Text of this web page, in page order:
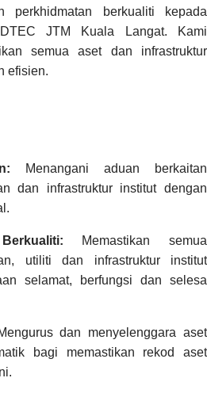
perkhidmatan berkualiti kepada
JTM Kuala Langat. Kami
semua aset dan infrastruktur
efisien.
Menangani aduan berkaitan
dan infrastruktur institut dengan
Memastikan semua
utiliti dan infrastruktur institut
selamat, berfungsi dan selesa
dan menyelenggara aset
bagi memastikan rekod aset